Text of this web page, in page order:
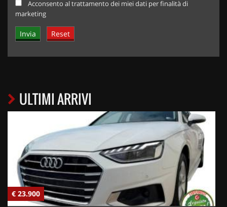
Acconsento al trattamento dei miei dati per finalità di
marketing
ULTIMI ARRIVI
€ 23.900